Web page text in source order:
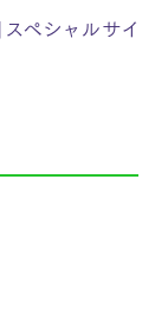
ペシャルサイ